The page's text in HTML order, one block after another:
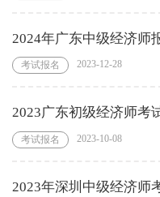
2024年广东中级经济师
考试报名 2023-12-28
2023广东初级经济师考
考试报名 2023-10-08
2023年深圳中级经济师